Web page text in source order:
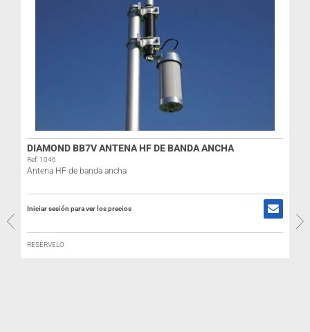
DIAMOND BB7V ANTENA HF DE BANDA ANCHA
Ref: 1046
Antena HF de banda ancha
Iniciar sesión para ver los precios
RESÉRVELO